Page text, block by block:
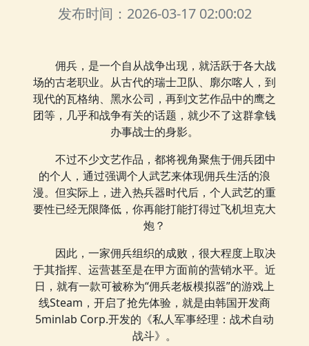
发布时间：2026-03-17 02:00:02
佣兵，是一个自从战争出现，就活跃于各大战
场的古老职业。从古代的瑞士卫队、廓尔喀人，到
现代的瓦格纳、黑水公司，再到文艺作品中的鹰之
团等，几乎和战争有关的话题，就少不了这群拿钱
办事战士的身影。
不过不少文艺作品，都将视角聚焦于佣兵团中
的个人，通过强调个人武艺来体现佣兵生活的浪
漫。但实际上，进入热兵器时代后，个人武艺的重
要性已经无限降低，你再能打能打得过飞机坦克大
炮？
因此，一家佣兵组织的成败，很大程度上取决
于其指挥、运营甚至是在甲方面前的营销水平。近
日，就有一款可被称为“佣兵老板模拟器”的游戏上
线Steam，开启了抢先体验，就是由韩国开发商
5minlab Corp.开发的《私人军事经理：战术自动
战斗》。